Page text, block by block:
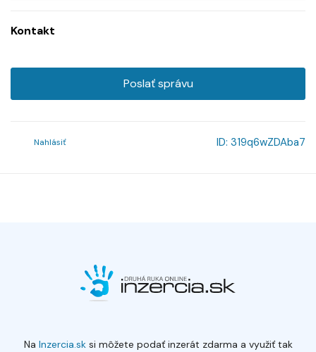
Kontakt
Poslať správu
Nahlásiť ID: 319q6wZDAba7
Na Inzercia.sksi môžete podať inzerát zdarma a využiť tak